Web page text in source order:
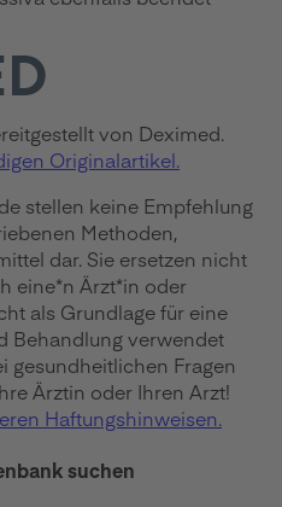
von Deximed.
Originalartikel.
stellen keine Empfehlung
Methoden,
dar. Sie ersetzen nicht
eine*n Ärzt*in oder
als Grundlage für eine
Behandlung verwendet
gesundheitlichen Fragen
Ärztin oder Ihren Arzt!
Haftungshinweisen.
suchen